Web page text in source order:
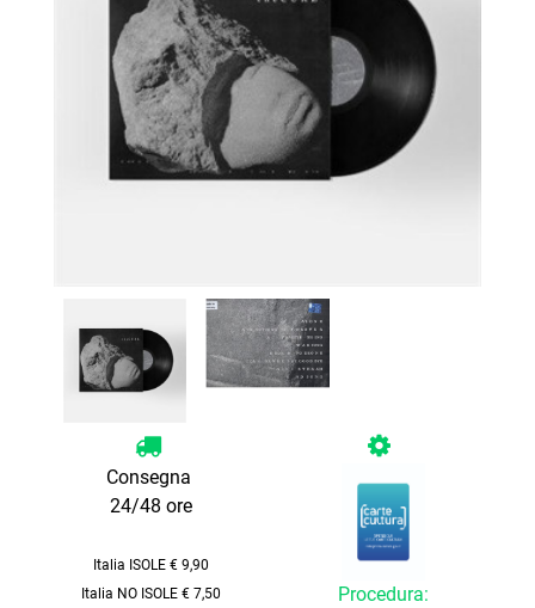
Consegna
24/48 ore
Italia ISOLE € 9,90
Italia NO ISOLE € 7,50
Procedura: